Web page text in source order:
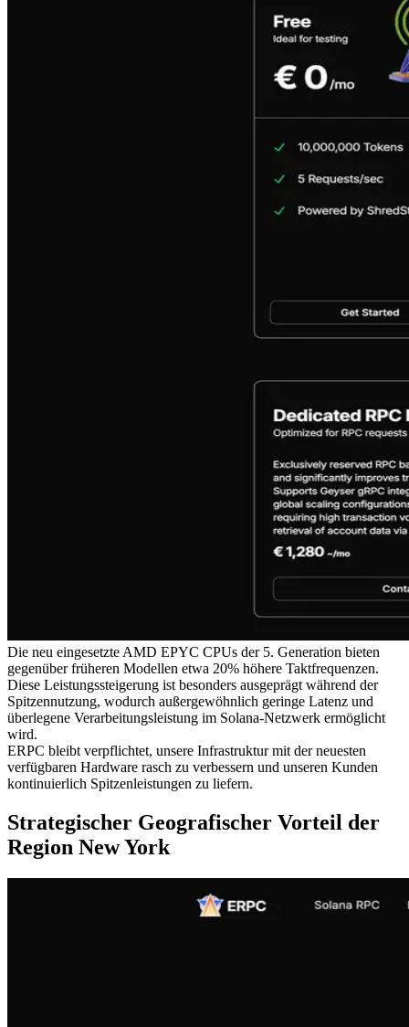
Die neu eingesetzte AMD EPYC CPUs der 5. Generation bieten
gegenüber früheren Modellen etwa 20% höhere Taktfrequenzen.
Diese Leistungssteigerung ist besonders ausgeprägt während der
Spitzennutzung, wodurch außergewöhnlich geringe Latenz und
überlegene Verarbeitungsleistung im Solana-Netzwerk ermöglicht
wird.
ERPC bleibt verpflichtet, unsere Infrastruktur mit der neuesten
verfügbaren Hardware rasch zu verbessern und unseren Kunden
kontinuierlich Spitzenleistungen zu liefern.
Strategischer Geografischer Vorteil der
Region New York